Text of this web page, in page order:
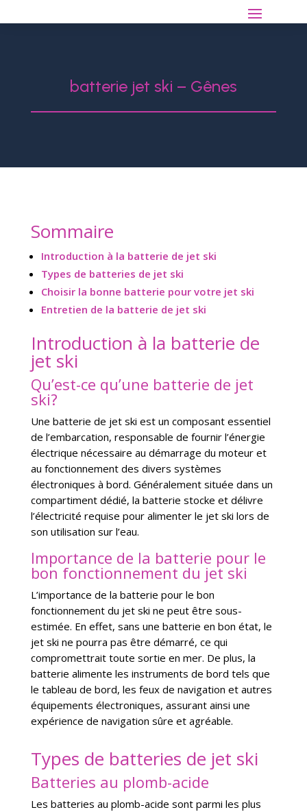
batterie jet ski – Gênes
Sommaire
Introduction à la batterie de jet ski
Types de batteries de jet ski
Choisir la bonne batterie pour votre jet ski
Entretien de la batterie de jet ski
Introduction à la batterie de
jet ski
Qu’est-ce qu’une batterie de jet
ski?
Une batterie de jet ski est un composant essentiel
de l’embarcation, responsable de fournir l’énergie
électrique nécessaire au démarrage du moteur et
au fonctionnement des divers systèmes
électroniques à bord. Généralement située dans un
compartiment dédié, la batterie stocke et délivre
l’électricité requise pour alimenter le jet ski lors de
son utilisation sur l’eau.
Importance de la batterie pour le
bon fonctionnement du jet ski
L’importance de la batterie pour le bon
fonctionnement du jet ski ne peut être sous-
estimée. En effet, sans une batterie en bon état, le
jet ski ne pourra pas être démarré, ce qui
compromettrait toute sortie en mer. De plus, la
batterie alimente les instruments de bord tels que
le tableau de bord, les feux de navigation et autres
équipements électroniques, assurant ainsi une
expérience de navigation sûre et agréable.
Types de batteries de jet ski
Batteries au plomb-acide
Les batteries au plomb-acide sont parmi les plus